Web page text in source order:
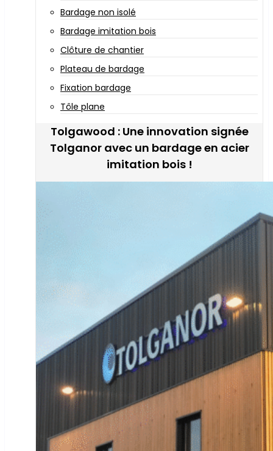
Bardage non isolé
Bardage imitation bois
Clôture de chantier
Plateau de bardage
Fixation bardage
Tôle plane
Tolgawood : Une innovation signée
Tolganor avec un bardage en acier
imitation bois !